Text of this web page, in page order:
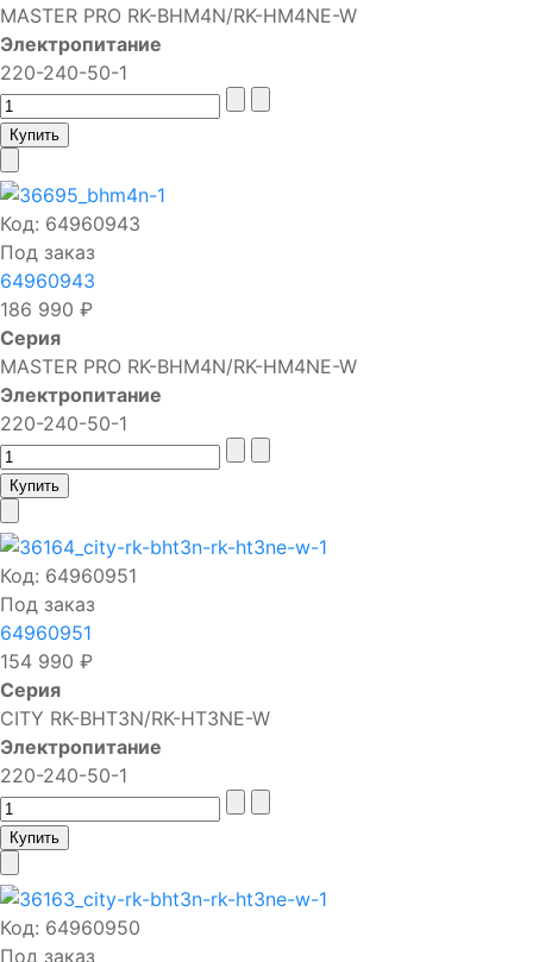
MASTER PRO RK-BHM4N/RK-HM4NE-W
Электропитание
220-240-50-1
Код: 64960943
Под заказ
64960943
186 990 ₽
Серия
MASTER PRO RK-BHM4N/RK-HM4NE-W
Электропитание
220-240-50-1
Код: 64960951
Под заказ
64960951
154 990 ₽
Серия
CITY RK-BHT3N/RK-HT3NE-W
Электропитание
220-240-50-1
Код: 64960950
Под заказ